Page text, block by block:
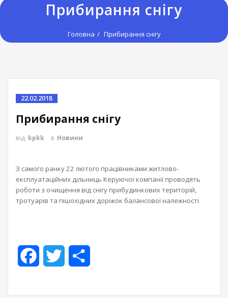
Прибирання снігу
Головна Прибирання снігу
22.02.2018
Прибирання снігу
від kpkk в Новини
З самого ранку 22 лютого працівниками житлово-
експлуатаційних дільниць Керуючої компанії проводять
роботи з очищення від снігу прибудинкових територій,
тротуарів та пішохідних доріжок балансової належності
FacebookTwitter